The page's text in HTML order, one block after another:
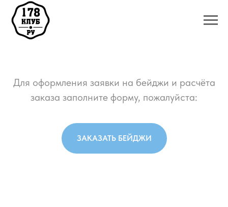
Для оформления заявки на бейджи и расчёта
заказа заполните форму, пожалуйста:
ЗАКАЗАТЬ БЕЙДЖИ